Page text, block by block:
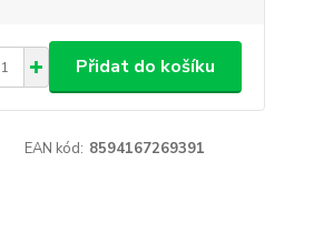
Přidat do košíku
EAN kód: 8594167269391